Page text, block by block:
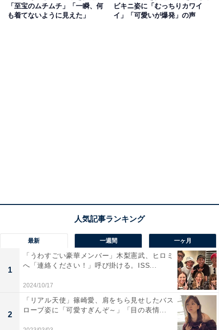
「至宝のムチムチ」「一瞬、何
も着てないように見えた」
ビキニ姿に「むっちりカワイ
イ」「可愛いが爆発」の声
最新 一週間 一ヶ月
1
「うわすごい豪華メンバー」木梨憲武、ヒロミ
へ「連絡ください！」呼び掛ける。ISS...
2024/10/17
2
「リアル天使」篠崎愛、肩をちら見せしたバス
ローブ姿に「可愛すぎんぞ～」「目の表情...